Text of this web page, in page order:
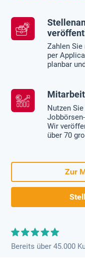
Zahlen Sie
per
planbar
Nutzen
Wir
über 70
Zur
Bereits über 45.000